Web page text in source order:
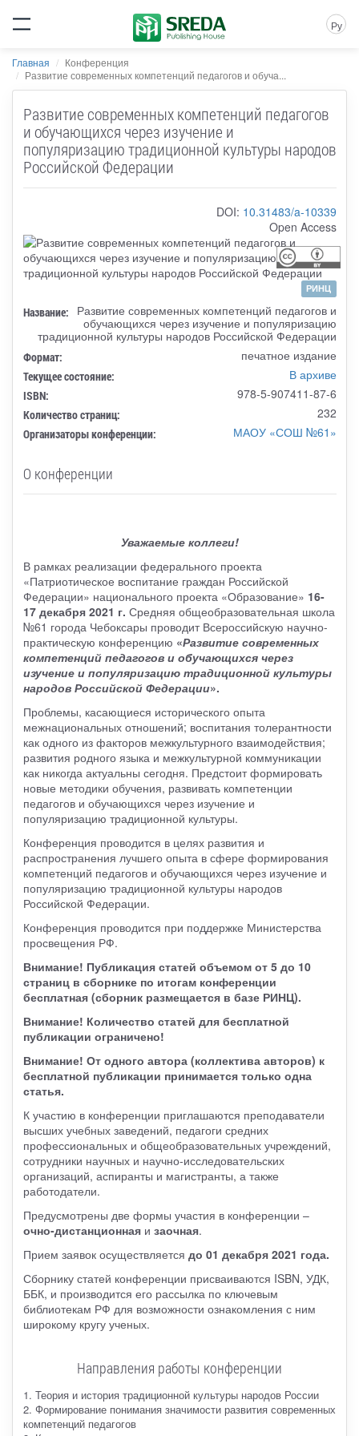
Ру
Главная
Конференция
Развитие современных компетенций педагогов и обуча...
Развитие современных компетенций педагогов
и обучающихся через изучение и
популяризацию традиционной культуры народов
Российской Федерации
DOI: 10.31483/a-10339
Open Access
РИНЦ
Название:
Развитие современных компетенций педагогов и
обучающихся через изучение и популяризацию
традиционной культуры народов Российской Федерации
Формат: печатное издание
Текущее состояние: В архиве
ISBN: 978-5-907411-87-6
Количество страниц: 232
Организаторы конференции: МАОУ «СОШ №61»
О конференции
Уважаемые коллеги!
В рамках реализации федерального проекта
«Патриотическое воспитание граждан Российской
Федерации» национального проекта «Образование» 16-
17 декабря 2021 г. Средняя общеобразовательная школа
№61 города Чебоксары проводит Всероссийскую научно-
практическую конференцию «Развитие современных
компетенций педагогов и обучающихся через
изучение и популяризацию традиционной культуры
народов Российской Федерации».
Проблемы, касающиеся исторического опыта
межнациональных отношений; воспитания толерантности
как одного из факторов межкультурного взаимодействия;
развития родного языка и межкультурной коммуникации
как никогда актуальны сегодня. Предстоит формировать
новые методики обучения, развивать компетенции
педагогов и обучающихся через изучение и
популяризацию традиционной культуры.
Конференция проводится в целях развития и
распространения лучшего опыта в сфере формирования
компетенций педагогов и обучающихся через изучение и
популяризацию традиционной культуры народов
Российской Федерации.
Конференция проводится при поддержке Министерства
просвещения РФ.
Внимание! Публикация статей объемом от 5 до 10
страниц в сборнике по итогам конференции
бесплатная (сборник размещается в базе РИНЦ).
Внимание! Количество статей для бесплатной
публикации ограничено!
Внимание! От одного автора (коллектива авторов) к
бесплатной публикации принимается только одна
статья.
К участию в конференции приглашаются преподаватели
высших учебных заведений, педагоги средних
профессиональных и общеобразовательных учреждений,
сотрудники научных и научно-исследовательских
организаций, аспиранты и магистранты, а также
работодатели.
Предусмотрены две формы участия в конференции –
очно-дистанционная и заочная.
Прием заявок осуществляется до 01 декабря 2021 года.
Сборнику статей конференции присваиваются ISBN, УДК,
ББК, и производится его рассылка по ключевым
библиотекам РФ для возможности ознакомления с ним
широкому кругу ученых.
Направления работы конференции
1. Теория и история традиционной культуры народов России
2. Формирование понимания значимости развития современных
компетенций педагогов